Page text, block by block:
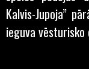
Kalvis-Jupoja”
ieguva